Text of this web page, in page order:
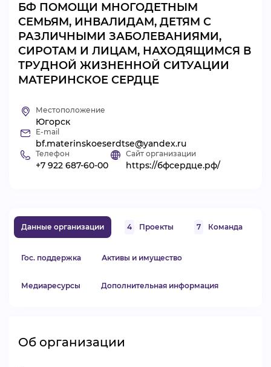
ВИДЕОКУРСЫ
БФ ПОМОЩИ МНОГОДЕТНЫМ
СЕМЬЯМ, ИНВАЛИДАМ, ДЕТЯМ С
РАЗЛИЧНЫМИ ЗАБОЛЕВАНИЯМИ,
СИРОТАМ И ЛИЦАМ, НАХОДЯЩИМСЯ В
ТРУДНОЙ ЖИЗНЕННОЙ СИТУАЦИИ
МАТЕРИНСКОЕ СЕРДЦЕ
Местоположение
Югорск
E-mail
bf.materinskoeserdtse@yandex.ru
Телефон
+7 922 687-60-00
Сайт организации
https://бфсердце.рф/
Данные организации 4 Проекты 7 Команда
Гос. поддержка Активы и имущество
Медиаресурсы Дополнительная информация
Об организации